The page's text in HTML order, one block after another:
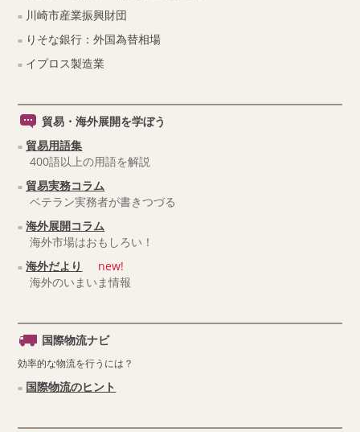
川崎市産業振興財団
りそな銀行：外国為替相場
イプロス製造業
貿易・海外展開を学ぼう
貿易用語集
400語以上の用語を解説
貿易実務コラム
ベテラン実務者が書きつづる
海外展開コラム
海外市場はおもしろい！
海外だより
new!
海外のいまいま情報
国際物流ナビ
効率的な物流を行うには？
国際物流のヒント